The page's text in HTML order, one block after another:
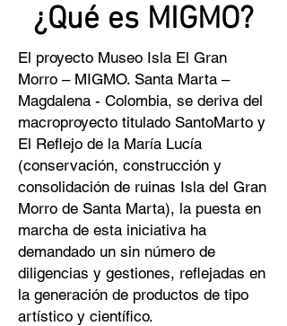
¿Qué es MIGMO?
El proyecto Museo Isla El Gran
Morro – MIGMO. Santa Marta –
Magdalena - Colombia, se deriva del
macroproyecto titulado SantoMarto y
El Reflejo de la María Lucía
(conservación, construcción y
consolidación de ruinas Isla del Gran
Morro de Santa Marta), la puesta en
marcha de esta iniciativa ha
demandado un sin número de
diligencias y gestiones, reflejadas en
la generación de productos de tipo
artístico y científico.